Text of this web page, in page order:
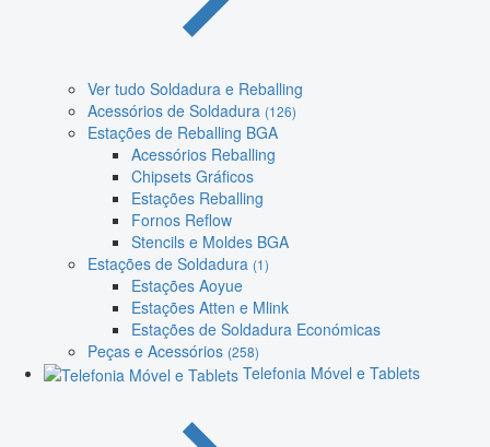
Ver tudo Soldadura e Reballing
Acessórios de Soldadura (126)
Estações de Reballing BGA
Acessórios Reballing
Chipsets Gráficos
Estações Reballing
Fornos Reflow
Stencils e Moldes BGA
Estações de Soldadura (1)
Estações Aoyue
Estações Atten e Mlink
Estações de Soldadura Económicas
Peças e Acessórios (258)
Telefonia Móvel e Tablets